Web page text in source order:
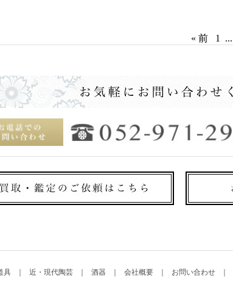
« 前 1 ...
具 近・現代陶芸 酒器 会社概要 お問い合わせ